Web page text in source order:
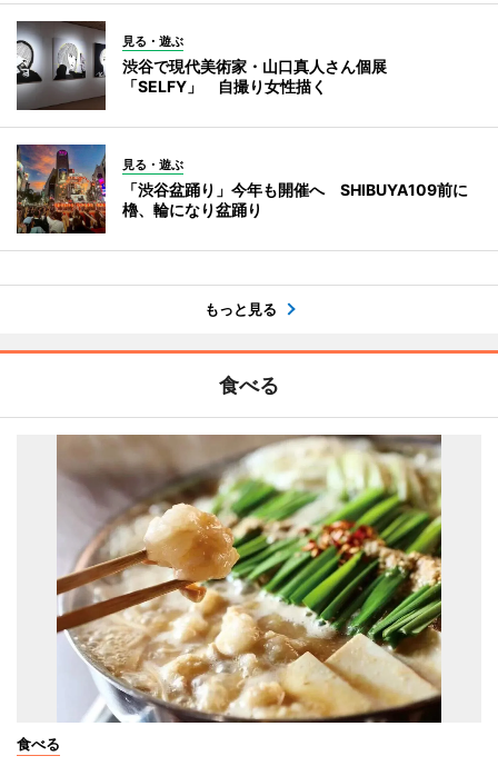
見る・遊ぶ
渋谷で現代美術家・山口真人さん個展
「SELFY」 自撮り女性描く
見る・遊ぶ
「渋谷盆踊り」今年も開催へ SHIBUYA109前に
櫓、輪になり盆踊り
もっと見る
食べる
食べる